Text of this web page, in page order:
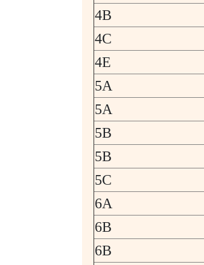
4B
4C
4E
5A
5A
5B
5B
5C
6A
6B
6B